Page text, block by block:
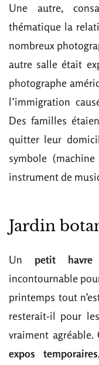
Une autre,
thématique la
nombreux
autre salle était
photographe
l’immigration
Des familles
quitter leur
symbole
instrument de
Jardin
Un petit
incontournable
printemps tout
resterait-il pour
vraiment agréable.
expos temporaires